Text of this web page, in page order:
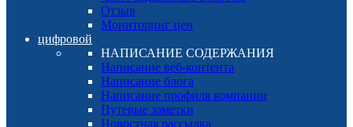
Отзыв
Мониторинг цен
цифровой
НАПИСАНИЕ СОДЕРЖАНИЯ
Написание веб-контента
Написание блога
Написание профиля компании
Путевые заметки
Новостная рассылка